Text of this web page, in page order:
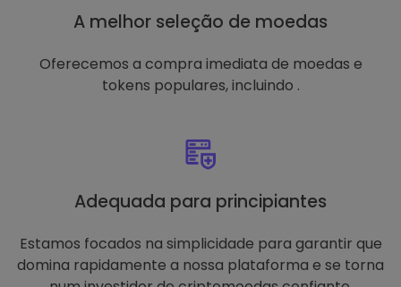
A melhor seleção de moedas
Oferecemos a compra imediata de moedas e
tokens populares, incluindo .
Adequada para principiantes
Estamos focados na simplicidade para garantir que
domina rapidamente a nossa plataforma e se torna